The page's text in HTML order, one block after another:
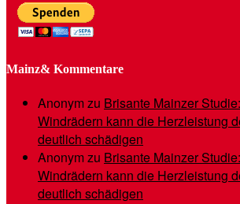
Mainz& Kommentare
Anonymzu Brisante Mainzer
Windrädern kann die Herzleistung
deutlich schädigen
Anonymzu Brisante Mainzer
Windrädern kann die Herzleistung
deutlich schädigen